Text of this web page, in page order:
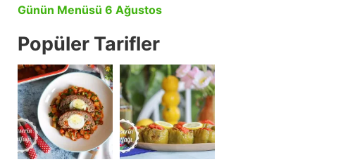
Günün Menüsü 6 Ağustos
Popüler Tarifler